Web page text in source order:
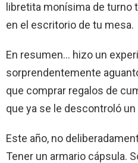
libretita monísima de turno
en el escritorio de tu mesa.
En resumen… hizo un
sorprendentemente
que comprar regalos de
que ya se le descontroló
Este año, no
Tener un armario cápsula.